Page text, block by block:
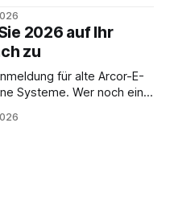
rund um
In diesem Leitfaden
reibungslosen Einstieg
2026 auf Ihr
zu
Systeme. Wer noch eine
E-Mail & Cloud